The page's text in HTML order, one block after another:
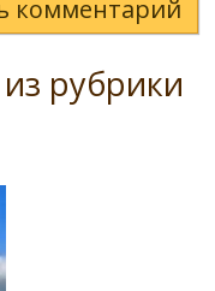
комментарий
рубрики